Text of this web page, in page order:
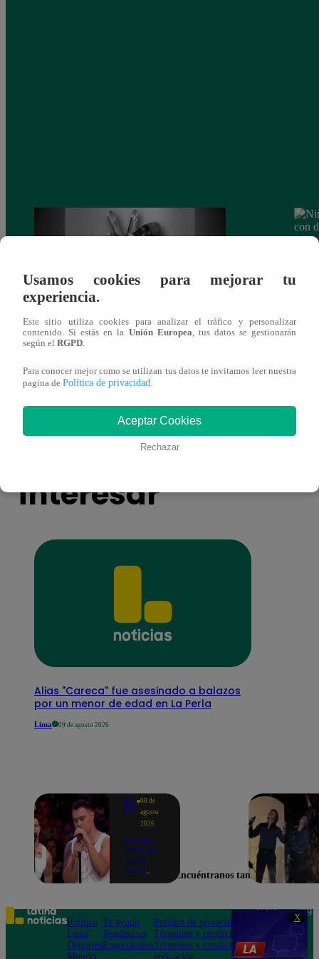
X
Muere exparticipante de La Voz Colombia
También te puede
interesar
Alias "Careca" fue asesinado a balazos
por un menor de edad en La Perla
Lima 09 de agosto 2026
Yo
Soy
08 de
agosto
2026
Yo Soy
2026 EN
VIVO:
Favio
Ricky
Martin y
pone a
bailar a
todos en
Usamos cookies para mejorar tu
experiencia.
Este sitio utiliza cookies para analizar el tráfico y personalizar
contenido. Si estás en la Unión Europea, tus datos se gestionarán
según el RGPD.
Para conocer mejor como se utilizan tus datos te invitamos leer nuestra
pagina de Política de privacidad.
Aceptar Cookies
Rechazar
Encuéntranos también en
Política
Lima
Deportes
Mundo
Te ayudo
Tendencias
Espectáculos
Política de privacidad
Términos y condiciones
Términos y condiciones
aplicación
Teléfono: 219
Av. San
Felipe 968